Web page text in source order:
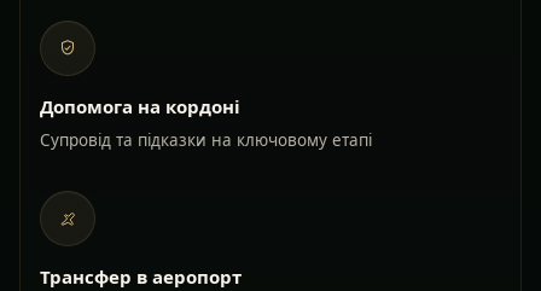
Допомога на кордоні
Супровід та підказки на ключовому етапі
Трансфер в аеропорт